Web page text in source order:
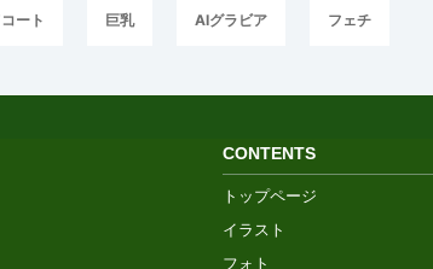
ート 巨乳 AIグラビア フェチ
CONTENTS
トップページ
イラスト
フォト